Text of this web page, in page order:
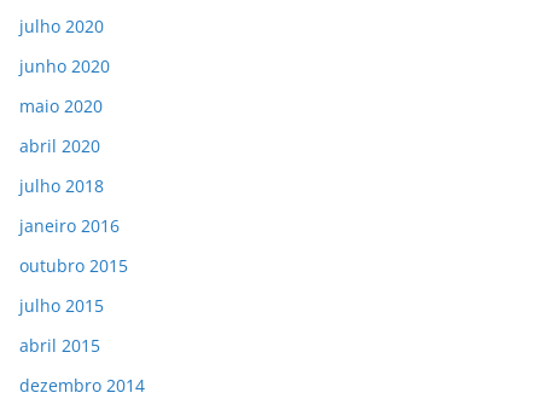
julho 2020
junho 2020
maio 2020
abril 2020
julho 2018
janeiro 2016
outubro 2015
julho 2015
abril 2015
dezembro 2014